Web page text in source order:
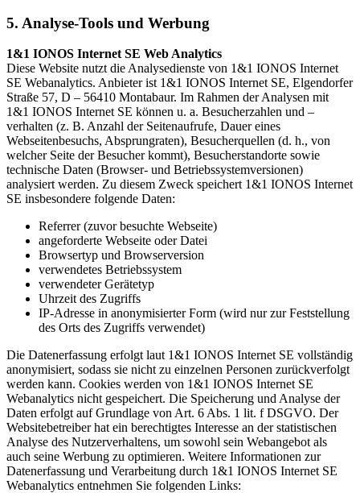
5. Analyse-Tools und Werbung
1&1 IONOS Internet SE Web Analytics
Diese Website nutzt die Analysedienste von 1&1 IONOS Internet
SE Webanalytics. Anbieter ist 1&1 IONOS Internet SE, Elgendorfer
Straße 57, D – 56410 Montabaur. Im Rahmen der Analysen mit
1&1 IONOS Internet SE können u. a. Besucherzahlen und –
verhalten (z. B. Anzahl der Seitenaufrufe, Dauer eines
Webseitenbesuchs, Absprungraten), Besucherquellen (d. h., von
welcher Seite der Besucher kommt), Besucherstandorte sowie
technische Daten (Browser- und Betriebssystemversionen)
analysiert werden. Zu diesem Zweck speichert 1&1 IONOS Internet
SE insbesondere folgende Daten:
Referrer (zuvor besuchte Webseite)
angeforderte Webseite oder Datei
Browsertyp und Browserversion
verwendetes Betriebssystem
verwendeter Gerätetyp
Uhrzeit des Zugriffs
IP-Adresse in anonymisierter Form (wird nur zur Feststellung
des Orts des Zugriffs verwendet)
Die Datenerfassung erfolgt laut 1&1 IONOS Internet SE vollständig
anonymisiert, sodass sie nicht zu einzelnen Personen zurückverfolgt
werden kann. Cookies werden von 1&1 IONOS Internet SE
Webanalytics nicht gespeichert. Die Speicherung und Analyse der
Daten erfolgt auf Grundlage von Art. 6 Abs. 1 lit. f DSGVO. Der
Websitebetreiber hat ein berechtigtes Interesse an der statistischen
Analyse des Nutzerverhaltens, um sowohl sein Webangebot als
auch seine Werbung zu optimieren. Weitere Informationen zur
Datenerfassung und Verarbeitung durch 1&1 IONOS Internet SE
Webanalytics entnehmen Sie folgenden Links: